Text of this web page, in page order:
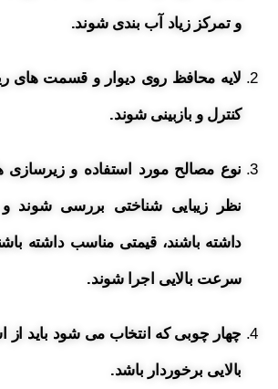
و تمرکز زیاد آب بندی شوند.
لایه محافظ روی دیوار و قسمت های
کنترل و بازبینی شوند.
نوع مصالح مورد استفاده و زیرسازی
نظر زیبایی شناختی بررسی شوند و
داشته باشند، قیمتی مناسب داشته
سرعت بالایی اجرا شوند.
چهار چوبی که انتخاب می شود باید از
بالایی برخوردار باشد.